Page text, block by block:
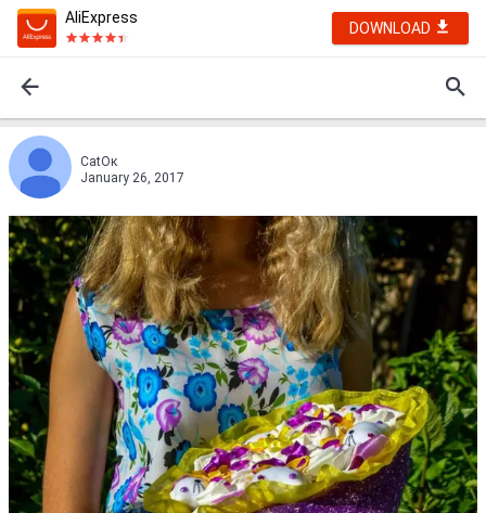
AliExpress
DOWNLOAD
СаtОк
January 26, 2017